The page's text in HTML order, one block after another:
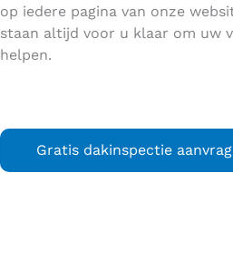
op iedere pagina van onze
staan altijd voor u klaar om uw
helpen.
Gratis dakinspectie